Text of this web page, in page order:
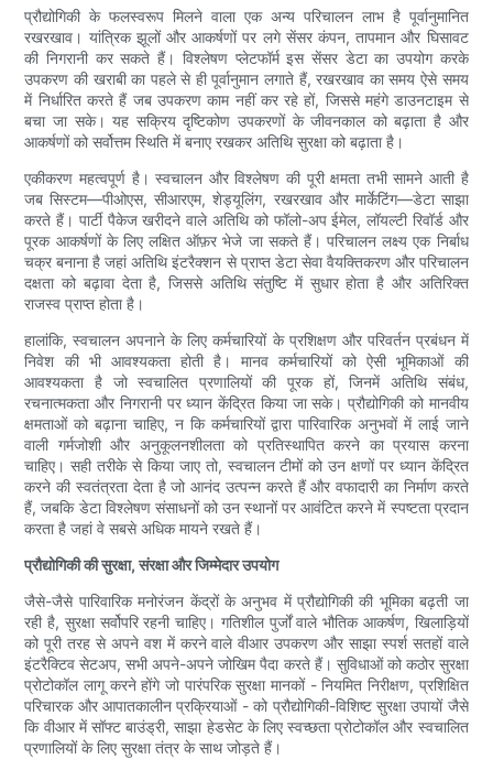
प्रौद्योगिकी के फलस्वरूप मिलने वाला एक अन्य परिचालन लाभ है पूर्वानुमानित
रखरखाव। यांत्रिक झूलों और आकर्षणों पर लगे सेंसर कंपन, तापमान और घिसावट
की निगरानी कर सकते हैं। विश्लेषण प्लेटफॉर्म इस सेंसर डेटा का उपयोग करके
उपकरण की खराबी का पहले से ही पूर्वानुमान लगाते हैं, रखरखाव का समय ऐसे समय
में निर्धारित करते हैं जब उपकरण काम नहीं कर रहे हों, जिससे महंगे डाउनटाइम से
बचा जा सके। यह सक्रिय दृष्टिकोण उपकरणों के जीवनकाल को बढ़ाता है और
आकर्षणों को सर्वोत्तम स्थिति में बनाए रखकर अतिथि सुरक्षा को बढ़ाता है।
एकीकरण महत्वपूर्ण है। स्वचालन और विश्लेषण की पूरी क्षमता तभी सामने आती है
जब सिस्टम—पीओएस, सीआरएम, शेड्यूलिंग, रखरखाव और मार्केटिंग—डेटा साझा
करते हैं। पार्टी पैकेज खरीदने वाले अतिथि को फॉलो-अप ईमेल, लॉयल्टी रिवॉर्ड और
पूरक आकर्षणों के लिए लक्षित ऑफ़र भेजे जा सकते हैं। परिचालन लक्ष्य एक निर्बाध
चक्र बनाना है जहां अतिथि इंटरैक्शन से प्राप्त डेटा सेवा वैयक्तिकरण और परिचालन
दक्षता को बढ़ावा देता है, जिससे अतिथि संतुष्टि में सुधार होता है और अतिरिक्त
राजस्व प्राप्त होता है।
हालांकि, स्वचालन अपनाने के लिए कर्मचारियों के प्रशिक्षण और परिवर्तन प्रबंधन में
निवेश की भी आवश्यकता होती है। मानव कर्मचारियों को ऐसी भूमिकाओं की
आवश्यकता है जो स्वचालित प्रणालियों की पूरक हों, जिनमें अतिथि संबंध,
रचनात्मकता और निगरानी पर ध्यान केंद्रित किया जा सके। प्रौद्योगिकी को मानवीय
क्षमताओं को बढ़ाना चाहिए, न कि कर्मचारियों द्वारा पारिवारिक अनुभवों में लाई जाने
वाली गर्मजोशी और अनुकूलनशीलता को प्रतिस्थापित करने का प्रयास करना
चाहिए। सही तरीके से किया जाए तो, स्वचालन टीमों को उन क्षणों पर ध्यान केंद्रित
करने की स्वतंत्रता देता है जो आनंद उत्पन्न करते हैं और वफादारी का निर्माण करते
हैं, जबकि डेटा विश्लेषण संसाधनों को उन स्थानों पर आवंटित करने में स्पष्टता प्रदान
करता है जहां वे सबसे अधिक मायने रखते हैं।
प्रौद्योगिकी की सुरक्षा, संरक्षा और जिम्मेदार उपयोग
जैसे-जैसे पारिवारिक मनोरंजन केंद्रों के अनुभव में प्रौद्योगिकी की भूमिका बढ़ती जा
रही है, सुरक्षा सर्वोपरि रहनी चाहिए। गतिशील पुर्जों वाले भौतिक आकर्षण, खिलाड़ियों
को पूरी तरह से अपने वश में करने वाले वीआर उपकरण और साझा स्पर्श सतहों वाले
इंटरैक्टिव सेटअप, सभी अपने-अपने जोखिम पैदा करते हैं। सुविधाओं को कठोर सुरक्षा
प्रोटोकॉल लागू करने होंगे जो पारंपरिक सुरक्षा मानकों - नियमित निरीक्षण, प्रशिक्षित
परिचारक और आपातकालीन प्रक्रियाओं - को प्रौद्योगिकी-विशिष्ट सुरक्षा उपायों जैसे
कि वीआर में सॉफ्ट बाउंड्री, साझा हेडसेट के लिए स्वच्छता प्रोटोकॉल और स्वचालित
प्रणालियों के लिए सुरक्षा तंत्र के साथ जोड़ते हैं।